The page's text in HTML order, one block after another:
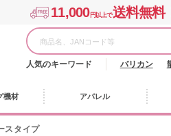
11,000円以上で送料無料
人気のキーワード バリカン
機材 アパレル
スタイプ